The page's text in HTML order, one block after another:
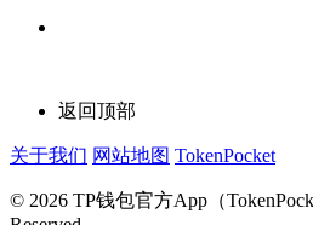
返回顶部
关于我们 网站地图 TokenPocket
© 2026 TP钱包官方App（